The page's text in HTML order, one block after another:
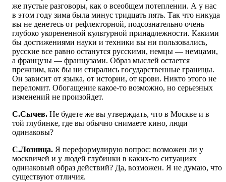
же пустые разговоры, как о всеобщем потеплении. А у нас
в этом году зима была минус тридцать пять. Так что никуда
вы не денетесь от рефлекторной, подсознательно очень
глубоко укорененной культурной принадлежности. Какими
бы достижениями науки и техники вы ни пользовались,
русские все равно останутся русскими, немцы — немцами,
а французы — французами. Образ мыслей остается
прежним, как бы ни стирались государственные границы.
Он зависит от языка, от истории, от крови. Никто этого не
переломит. Обогащение какое-то возможно, но серьезных
изменений не произойдет.
С.Сычев. Не будете же вы утверждать, что в Москве и в
той глубинке, где вы обычно снимаете кино, люди
одинаковы?
С.Лозница. Я переформулирую вопрос: возможен ли у
москвичей и у людей глубинки в каких-то ситуациях
одинаковый образ действий? Да, возможен. Я не думаю, что
существуют отличия.